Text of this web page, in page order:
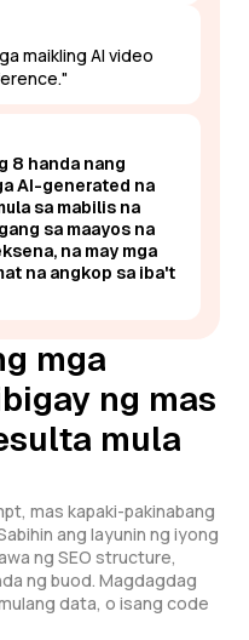
maikling AI video
8 handa nang
AI-generated na
sa mabilis na
sa maayos na
na may mga
na angkop sa iba't
mga
ng mas
mula
mas kapaki-pakinabang
ang layunin ng iyong
ng SEO structure,
ng buod. Magdagdag
data, o isang code